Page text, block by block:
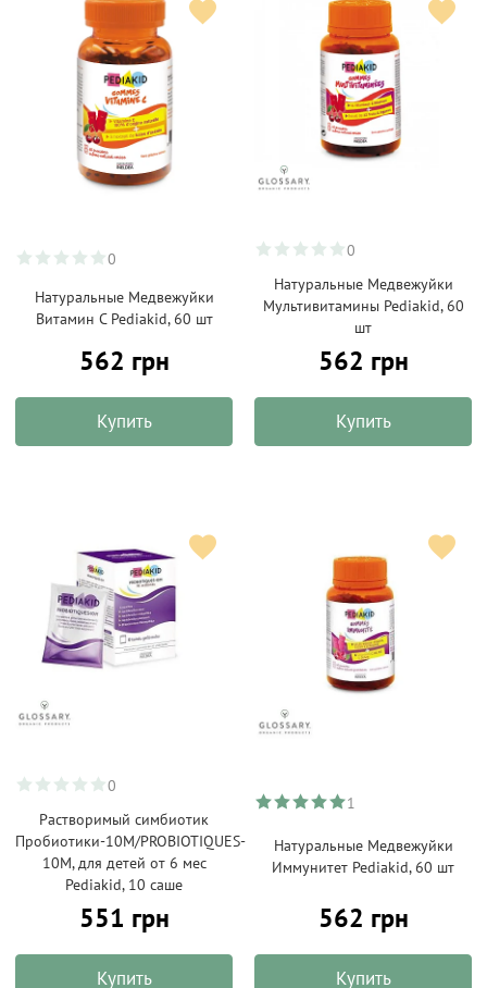
0
Натуральные Медвежуйки
Витамин С Pediakid, 60 шт
562 грн
Купить
0
Натуральные Медвежуйки
Мультивитамины Pediakid, 60
шт
562 грн
Купить
0
Растворимый симбиотик
Пробиотики-10М/PROBIOTIQUES-
10M, для детей от 6 мес
Pediakid, 10 саше
551 грн
Купить
1
Натуральные Медвежуйки
Иммунитет Pediakid, 60 шт
562 грн
Купить